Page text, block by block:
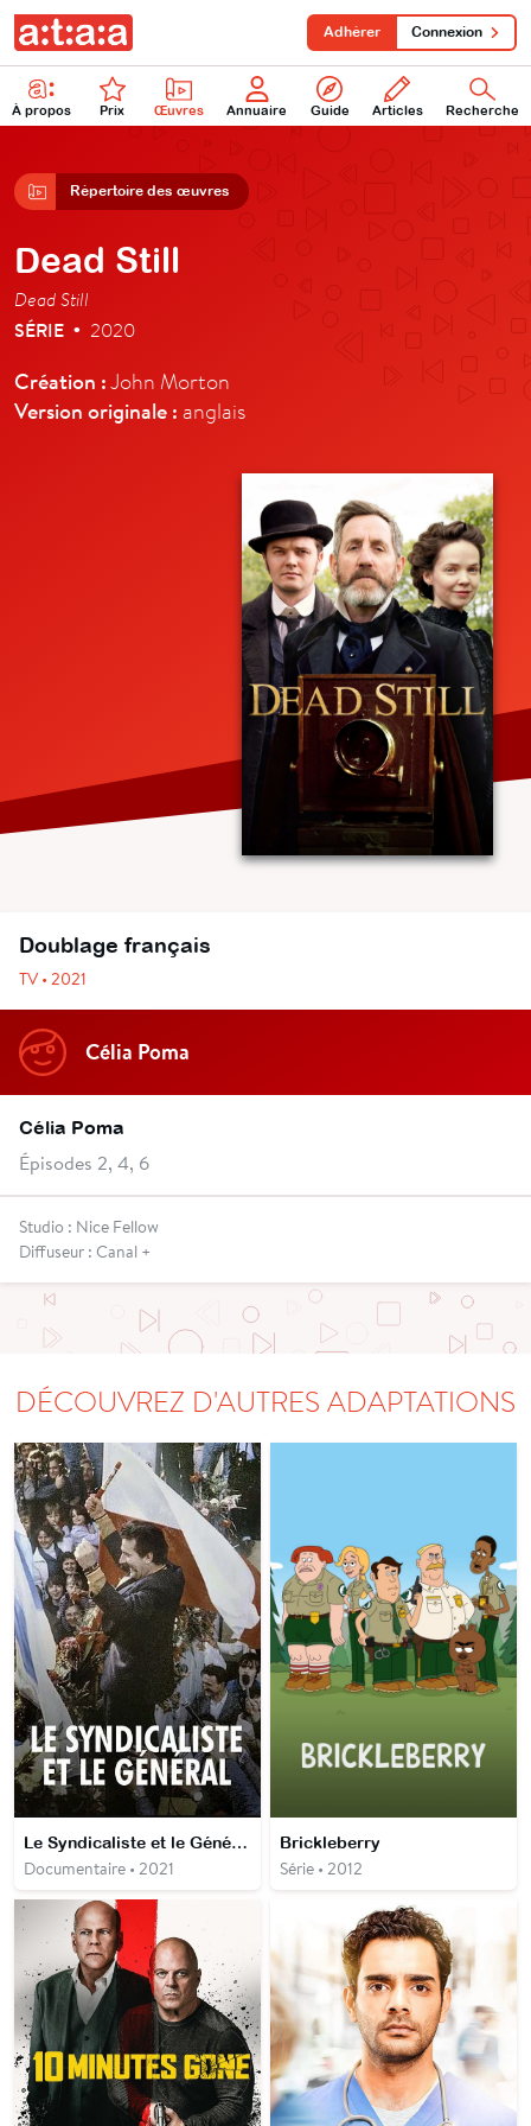
À propos Prix Œuvres Annuaire Guide Articles Recherche
Adhérer Connexion
Répertoire des œuvres
Dead Still
Dead Still
SÉRIE • 2020
Création :John Morton
Version originale : anglais
Doublage français
TV • 2021
Célia Poma
Célia Poma
Épisodes 2, 4, 6
Studio : Nice Fellow
Diffuseur : Canal +
DÉCOUVREZ D'AUTRES ADAPTATIONS
Le Syndicaliste et le Général - L’Ultime Combat de la Pologne communiste
Documentaire • 2021
Brickleberry
Série • 2012